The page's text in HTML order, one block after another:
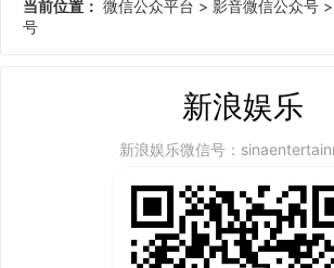
当前位置： 微信公众平台 > 影音微信公众号 >
号
新浪娱乐
新浪娱乐微信号：